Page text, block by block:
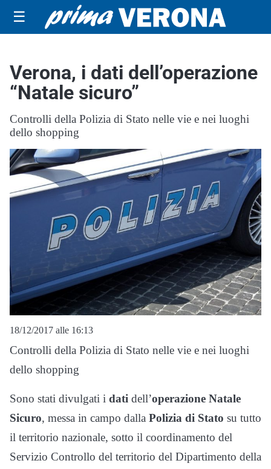
☰
Verona, i dati dell’operazione
“Natale sicuro”
Controlli della Polizia di Stato nelle vie e nei luoghi
dello shopping
18/12/2017 alle 16:13
Controlli della Polizia di Stato nelle vie e nei luoghi
dello shopping
Sono stati divulgati i dati dell’operazione Natale
Sicuro, messa in campo dalla Polizia di Stato su tutto
il territorio nazionale, sotto il coordinamento del
Servizio Controllo del territorio del Dipartimento della